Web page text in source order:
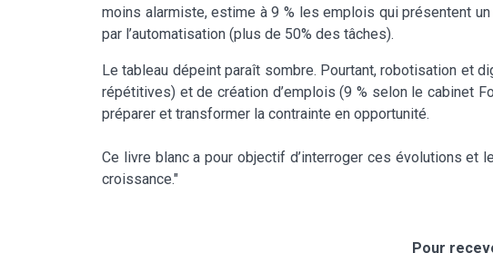
moins alarmiste, estime à 9 % les emplois qui présentent
par l’automatisation (plus de 50% des tâches).
Le tableau dépeint paraît sombre. Pourtant, robotisation et
répétitives) et de création d’emplois (9 % selon le cabinet
préparer et transformer la contrainte en opportunité.
Ce livre blanc a pour objectif d’interroger ces évolutions
croissance."
Pour